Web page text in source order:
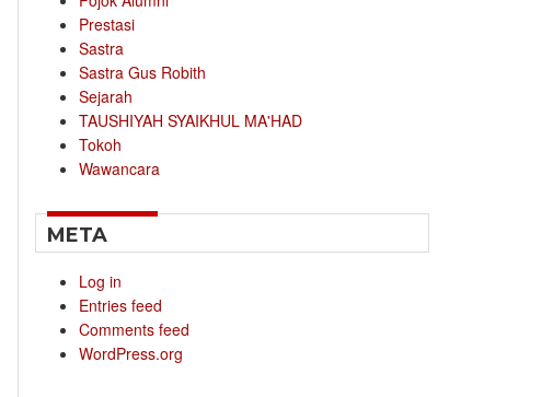
Prestasi
Sastra
Sastra Gus Robith
Sejarah
TAUSHIYAH SYAIKHUL MA'HAD
Tokoh
Wawancara
META
Log in
Entries feed
Comments feed
WordPress.org